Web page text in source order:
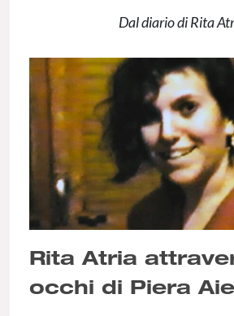
Dal diario di Rita
Rita Atria
occhi di Piera